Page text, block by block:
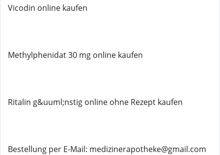
Vicodin online kaufen
Methylphenidat 30 mg online kaufen
Ritalin g&uuml;nstig online ohne Rezept kaufen
Bestellung per E-Mail: medizinerapotheke@gmail.com